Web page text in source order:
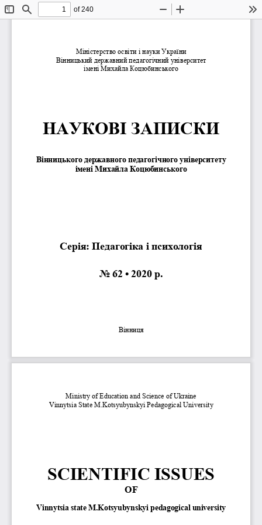
ToggleFind
of 240
Zoom
Міністерство освіти і науки України
Вінницький державний педагогічний університет
імені Михайла Коцюбинського
НАУКОВІ ЗАПИСКИ
Вінницького державного педагогічного університету
імені Михайла Коцюбинського
Серія: Педагогіка і психологія
No 62 • 2020 р.
Вінниця
Ministry of Education and Science of Ukraine
Vinnytsia State M.Kotsyubynskyi Pedagogical University
SCIENTIFIC ISSUES
OF
Vinnytsia state M.Kotsyubynskyi pedagogical university